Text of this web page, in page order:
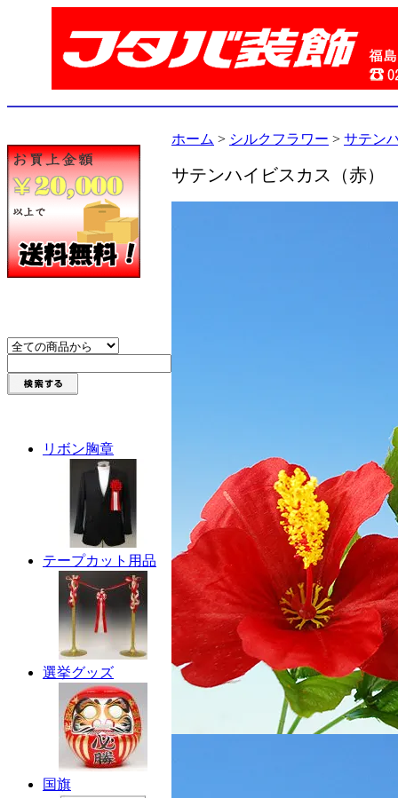
リボン胸章
テープカット用品
選挙グッズ
国旗
ホーム > シルクフラワー > サテン
サテンハイビスカス（赤）